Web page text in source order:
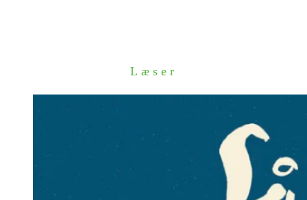
Læser